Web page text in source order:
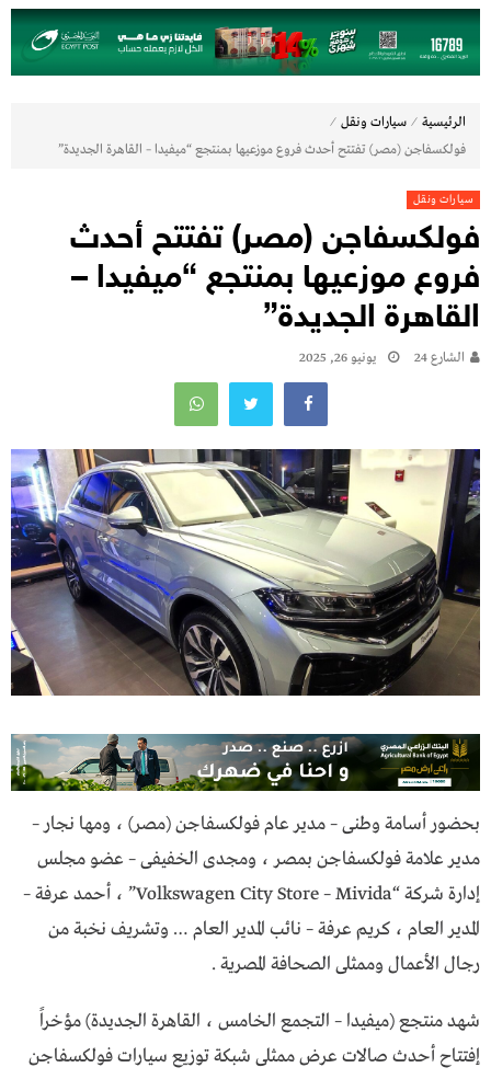
الرئيسية ⁄ سيارات ونقل ⁄
فولكسفاجن (مصر) تفتتح أحدث فروع موزعيها بمنتجع “ميفيدا – القاهرة الجديدة”
سيارات ونقل
فولكسفاجن (مصر) تفتتح أحدث
فروع موزعيها بمنتجع “ميفيدا –
القاهرة الجديدة”
الشارع 24 يونيو 26, 2025
بحضور أسامة وطنى – مدير عام فولكسفاجن (مصر) ، ومها نجار –
مدير علامة فولكسفاجن بمصر ، ومجدى الخفيفى – عضو مجلس
إدارة شركة “Volkswagen City Store – Mivida” ، أحمد عرفة –
المدير العام ، كريم عرفة – نائب المدير العام … وتشريف نخبة من
رجال الأعمال وممثلى الصحافة المصرية .
شهد منتجع (ميفيدا – التجمع الخامس ، القاهرة الجديدة) مؤخراً
إفتتاح أحدث صالات عرض ممثلى شبكة توزيع سيارات فولكسفاجن